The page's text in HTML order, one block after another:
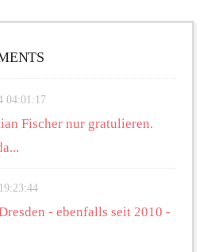
04:01:17
Fischer nur gratulieren.
- ebenfalls seit 2010 -